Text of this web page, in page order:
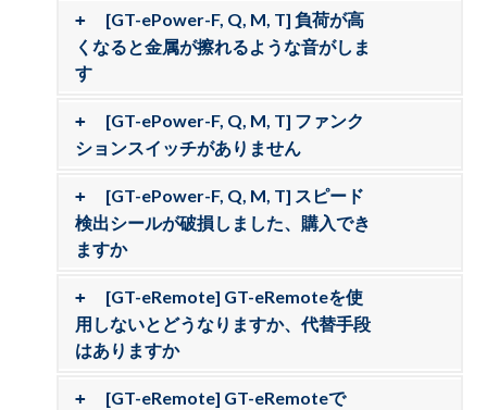
[GT-ePower-F, Q, M, T] 負荷が高
くなると金属が擦れるような音がしま
す
[GT-ePower-F, Q, M, T] ファンク
ションスイッチがありません
[GT-ePower-F, Q, M, T] スピード
検出シールが破損しました、購入でき
ますか
[GT-eRemote] GT-eRemoteを使
用しないとどうなりますか、代替手段
はありますか
[GT-eRemote] GT-eRemoteで